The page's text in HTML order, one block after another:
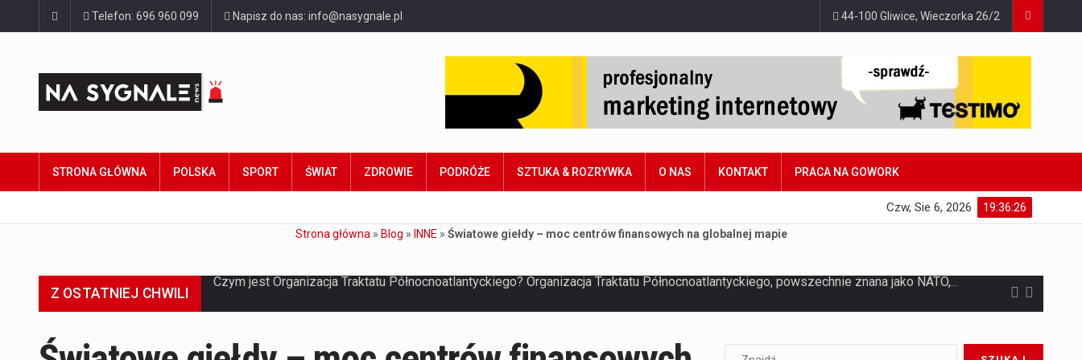
Telefon: 696 960 099 Napisz do nas: info@nasygnale.pl 44-100 Gliwice, Wieczorka 26/2
STRONA GŁÓWNA POLSKA SPORT ŚWIAT ZDROWIE PODRÓŻE SZTUKA & ROZRYWKA O NAS KONTAKT PRACA NA GOWORK
19:36:27
Czw, Sie 6, 2026
Strona główna » Blog » INNE » Światowe giełdy – moc centrów finansowych na globalnej mapie
Z OSTATNIEJ CHWILI